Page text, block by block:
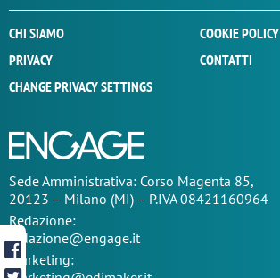
CHI SIAMO
COOKIE POLICY
PRIVACY
CONTATTI
CHANGE PRIVACY SETTINGS
SedeAmministrativa: Corso Magenta 85,
20123 – Milano (MI) – P.IVA 08421160964
Redazione:
redazione@engage.it
Marketing: